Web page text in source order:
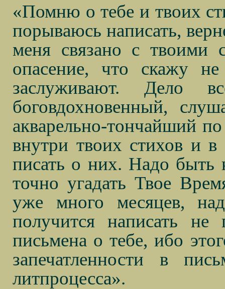
«Помню о тебе и твоих
порываюсь написать,
меня связано с твоими
опасение, что скажу
заслуживают.
боговдохновенный,
акварельно-тончайший
внутри твоих стихов и
писать о них. Надо быть
точно угадать Твое
уже много месяцев,
получится написать
письмена о тебе, ибо
запечатленности в
литпроцесса».